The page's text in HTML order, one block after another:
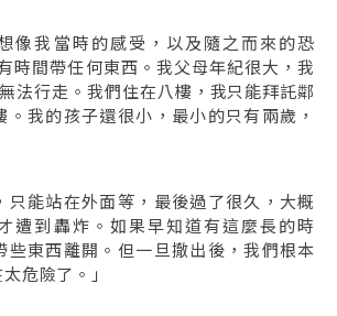
像我當時的感受，以及隨之而來的恐
時間帶任何東西。我父母年紀很大，我
法行走。我們住在八樓，我只能拜託鄰
。我的孩子還很小，最小的只有兩歲，
只能站在外面等，最後過了很久，大概
遭到轟炸。如果早知道有這麼長的時
些東西離開。但一旦撤出後，我們根本
危險了。」